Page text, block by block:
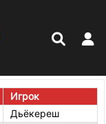
Игрок
Дьёкереш